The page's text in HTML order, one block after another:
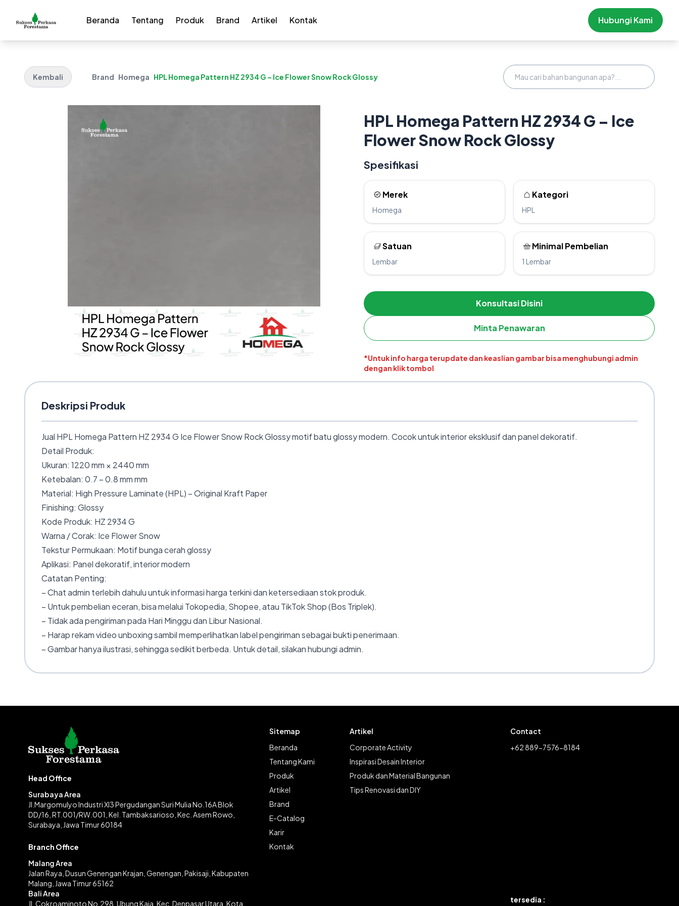
Beranda Tentang Produk Brand Artikel Kontak Hubungi Kami
Kembali Brand Homega HPL Homega Pattern HZ 2934 G – Ice Flower Snow Rock Glossy
HPL Homega Pattern HZ 2934 G – Ice
Flower Snow Rock Glossy
Spesifikasi
Merek
Homega
Kategori
HPL
Satuan
Lembar
Minimal Pembelian
1 Lembar
Konsultasi Disini
Minta Penawaran
*Untuk info harga terupdate dan keaslian gambar bisa menghubungi admin
dengan klik tombol
Deskripsi Produk
Jual HPL Homega Pattern HZ 2934 G Ice Flower Snow Rock Glossy motif batu glossy modern. Cocok untuk interior eksklusif dan panel dekoratif.
Detail Produk:
Ukuran: 1220 mm × 2440 mm
Ketebalan: 0.7 – 0.8 mm mm
Material: High Pressure Laminate (HPL) – Original Kraft Paper
Finishing: Glossy
Kode Produk: HZ 2934 G
Warna / Corak: Ice Flower Snow
Tekstur Permukaan: Motif bunga cerah glossy
Aplikasi: Panel dekoratif, interior modern
Catatan Penting:
– Chat admin terlebih dahulu untuk informasi harga terkini dan ketersediaan stok produk.
– Untuk pembelian eceran, bisa melalui Tokopedia, Shopee, atau TikTok Shop (Bos Triplek).
– Tidak ada pengiriman pada Hari Minggu dan Libur Nasional.
– Harap rekam video unboxing sambil memperlihatkan label pengiriman sebagai bukti penerimaan.
– Gambar hanya ilustrasi, sehingga sedikit berbeda. Untuk detail, silakan hubungi admin.
Head Office
Surabaya Area
Jl.Margomulyo Industri XI3 Pergudangan Suri Mulia No.16A Blok
DD/16, RT.001/RW.001, Kel. Tambaksarioso, Kec. Asem Rowo,
Surabaya, Jawa Timur 60184
Branch Office
Malang Area
Jalan Raya, Dusun Genengan Krajan, Genengan, Pakisaji, Kabupaten
Malang, Jawa Timur 65162
Bali Area
Jl. Cokroaminoto No.298, Ubung Kaja, Kec. Denpasar Utara, Kota
Sitemap
Beranda
Tentang Kami
Produk
Artikel
Brand
E-Catalog
Karir
Kontak
Artikel
Corporate Activity
Inspirasi Desain Interior
Produk dan Material Bangunan
Tips Renovasi dan DIY
Contact
+62 889-7576-8184
tersedia :